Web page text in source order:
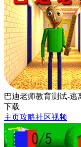
巴迪老师教育测试-逃
下载
主页攻略社区视频